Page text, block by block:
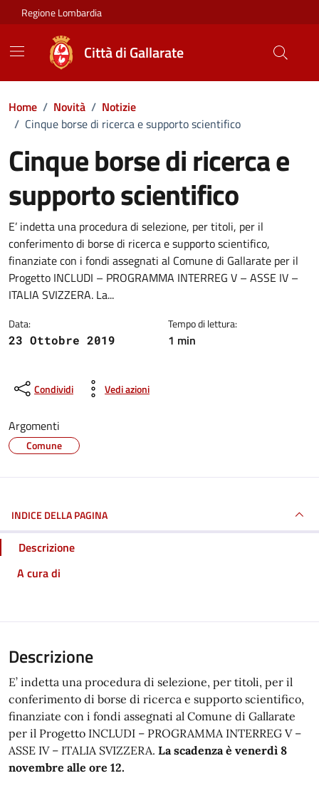
Vai ai contenuti
Vai al footer
Regione Lombardia
Città di Gallarate
Home / Novità / Notizie
/ Cinque borse di ricerca e supporto scientifico
Cinque borse di ricerca e
supporto scientifico
Dettagli della notizia
E’ indetta una procedura di selezione, per titoli, per il
conferimento di borse di ricerca e supporto scientifico,
finanziate con i fondi assegnati al Comune di Gallarate per il
Progetto INCLUDI – PROGRAMMA INTERREG V – ASSE IV –
ITALIA SVIZZERA. La...
Data:
23 Ottobre 2019
Tempo di lettura:
1 min
Condividi Vedi azioni
Argomenti
Comune
INDICE DELLA PAGINA
Descrizione
A cura di
Descrizione
E’ indetta una procedura di selezione, per titoli, per il
conferimento di borse di ricerca e supporto scientifico,
finanziate con i fondi assegnati al Comune di Gallarate
per il Progetto INCLUDI – PROGRAMMA INTERREG V –
ASSE IV – ITALIA SVIZZERA. La scadenza è venerdì 8
novembre alle ore 12.